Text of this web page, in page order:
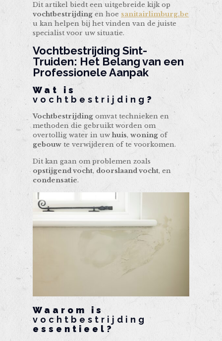
Dit artikel biedt een uitgebreide kijk op
vochtbestrijding en hoe sanitairlimburg.be
u kan helpen bij het vinden van de juiste
specialist voor uw situatie.
Vochtbestrijding Sint-
Truiden: Het Belang van een
Professionele Aanpak
Wat is
vochtbestrijding ?
Vochtbestrijding omvat technieken en
methoden die gebruikt worden om
overtollig water in uwhuis,woning of
gebouw te verwijderen of te voorkomen.
Dit kan gaan om problemen zoals
opstijgend vocht, doorslaand vocht, en
condensatie.
Waarom is
vochtbestrijding
essentieel?